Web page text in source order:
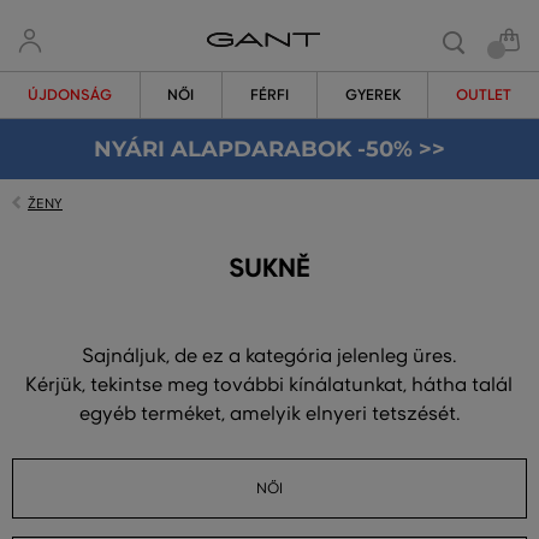
ÚJDONSÁG NŐI FÉRFI GYEREK OUTLET
NYÁRI ALAPDARABOK -50% >>
ŽENY
SUKNĚ
Sajnáljuk, de ez a kategória jelenleg üres.
Kérjük, tekintse meg további kínálatunkat, hátha talál
egyéb terméket, amelyik elnyeri tetszését.
NŐI